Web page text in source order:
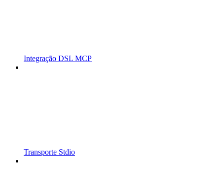
Integração DSL MCP
Transporte Stdio